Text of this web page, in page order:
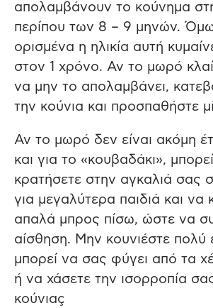
απολαμβάνουν το κούνημα
περίπου των 8 – 9 μηνών.
ορισμένα η ηλικία αυτή
στον 1 χρόνο. Αν το μωρό
να μην το απολαμβάνει,
την κούνια και προσπαθήστε
Αν το μωρό δεν είναι ακόμη
και για το «κουβαδάκι»,
κρατήσετε στην αγκαλιά σας
για μεγαλύτερα παιδιά και να
απαλά μπρος πίσω, ώστε να
αίσθηση. Μην κουνιέστε πολύ
μπορεί να σας φύγει από τα
ή να χάσετε την ισορροπία
κούνιαç